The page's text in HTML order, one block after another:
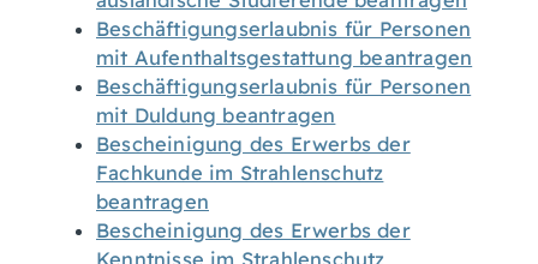
Beschäftigungserlaubnis für Personen
mit Aufenthaltsgestattung beantragen
Beschäftigungserlaubnis für Personen
mit Duldung beantragen
Bescheinigung des Erwerbs der
Fachkunde im Strahlenschutz
beantragen
Bescheinigung des Erwerbs der
Kenntnisse im Strahlenschutz